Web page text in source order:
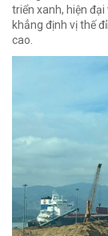
triển xanh, hiện
khẳng định vị thế
cao.